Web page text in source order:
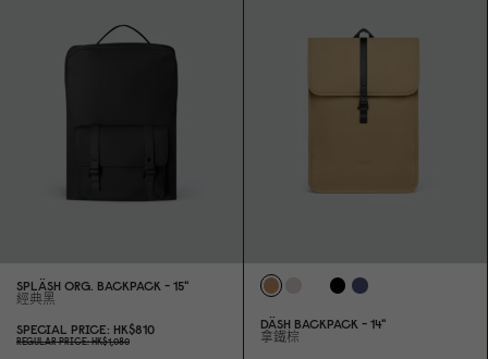
SPLÄSH ORG. BACKPACK - 15"
經典黑
SPECIAL PRICE HK$810
REGULAR PRICE HK$1,080
DÄSH BACKPACK - 14"
拿鐵棕